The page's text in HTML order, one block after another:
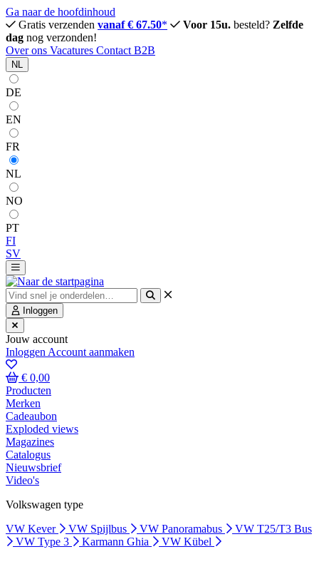
Ga naar de hoofdinhoud
Gratis verzenden vanaf € 67.50* Voor 15u. besteld? Zelfde
dag nog verzonden!
Over ons Vacatures Contact B2B
NL
DE
EN
FR
NL
NO
PT
FI
SV
Inloggen
Jouw account
Inloggen Account aanmaken
€ 0,00
Producten
Merken
Cadeaubon
Exploded views
Magazines
Catalogus
Nieuwsbrief
Video's
Volkswagen type
VW Kever
VW Spijlbus VW Panoramabus
VW T25/T3 Bus
VW Type 3
Karmann Ghia VW Kübel